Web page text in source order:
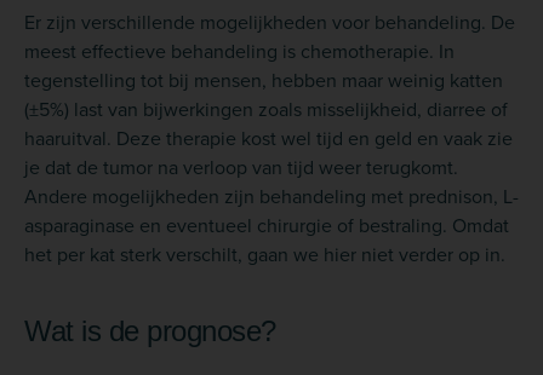
Er zijn verschillende mogelijkheden voor behandeling. De
meest effectieve behandeling is chemotherapie. In
tegenstelling tot bij mensen, hebben maar weinig katten
(±5%) last van bijwerkingen zoals misselijkheid, diarree of
haaruitval. Deze therapie kost wel tijd en geld en vaak zie
je dat de tumor na verloop van tijd weer terugkomt.
Andere mogelijkheden zijn behandeling met prednison, L-
asparaginase en eventueel chirurgie of bestraling. Omdat
het per kat sterk verschilt, gaan we hier niet verder op in.
Wat is de prognose?